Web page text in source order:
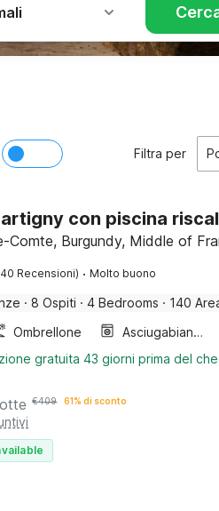
Filtra per
con piscina
Comte, Burgundy, Middle of
Recensioni) · Molto buono
· 8 Ospiti · 4 Bedrooms · 140
Ombrellone Asciugabiancheria
gratuita 43 giorni prima del
€409 61% di sconto